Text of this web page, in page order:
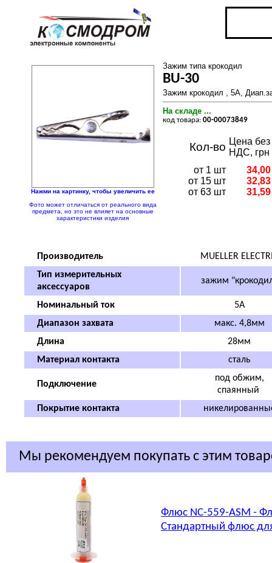
Нажми на картинку, чтобы увеличить ее
Фото может отличаться от реального вида
предмета, но это не влияет на основные
характеристики изделия
Зажим типа крокодил
BU-30
Зажим крокодил , 5А,
На складе ...
код товара: 00-00073849
Кол-во Цена без
НДС, грн
от 1 шт
от 15 шт
от 63 шт
34,00
32,83
31,59
Производитель
MUELLER
Тип измерительных
аксессуаров
зажим
Номинальный ток
5А
Диапазон захвата
макс. 4,8мм
Длина
28мм
Материал контакта
сталь
Подключение
под обжим,
спаянный
Покрытие контакта
Мы рекомендуем покупать с этим
Флюс NC-559-ASM -
Стандартный флюс